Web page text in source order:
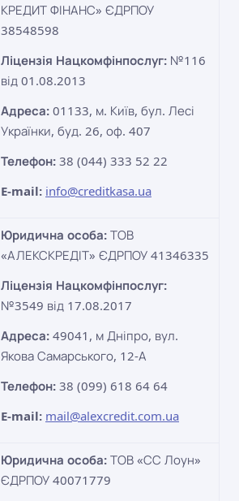
КРЕДИТ ФІНАНС» ЄДРПОУ
38548598
Ліцензія Нацкомфінпослуг: №116
від 01.08.2013
Адреса: 01133, м. Київ, бул. Лесі
Українки, буд. 26, оф. 407
Телефон: 38 (044) 333 52 22
E-mail: info@creditkasa.ua
Юридична особа: ТОВ
«АЛЕКСКРЕДІТ» ЄДРПОУ 41346335
Ліцензія Нацкомфінпослуг:
№3549 від 17.08.2017
Адреса: 49041, м Дніпро, вул.
Якова Самарського, 12-А
Телефон: 38 (099) 618 64 64
E-mail: mail@alexcredit.com.ua
Юридична особа: ТОВ «СС Лоун»
ЄДРПОУ 40071779